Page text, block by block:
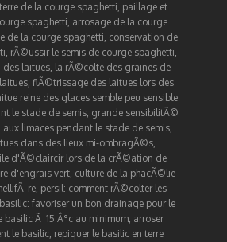
de la courge spaghetti, paillage et
spaghetti, arrosage de la courge
de la courge spaghetti, conservation de
, rÃ©ussir le semis de courge spaghetti,
des laitues, la rÃ©colte des graines de
, flÃ©trissage des laitues lors des
reine des glaces semble peu sensible
le stade de semis, grande sensibilitÃ©
limaces pendant le stade de semis,
dans des lieux mi-ombragÃ©s,
d'Ã©claircir lors de la crÃ©ation de
d'engrais vert, culture de la phacÃ©lie
, persil: comment rÃ©colter les
basilic: favoriser un bon drainage pour le
basilic Ã 15 Â°c au minimum, arroser
le basilic, repiquer le basilic en terre